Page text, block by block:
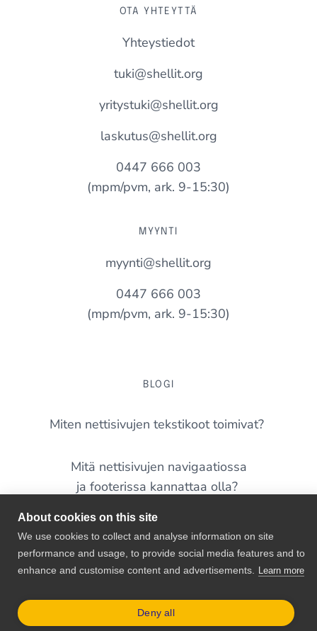
OTA YHTEYTTÄ
Yhteystiedot
tuki@shellit.org
yritystuki@shellit.org
laskutus@shellit.org
0447 666 003
(mpm/pvm, ark. 9-15:30)
MYYNTI
myynti@shellit.org
0447 666 003
(mpm/pvm, ark. 9-15:30)
BLOGI
Miten nettisivujen tekstikoot toimivat?
Mitä nettisivujen navigaatiossa
ja footerissa kannattaa olla?
Yleisimmät virheet nettisivuilla – tunnistatko näitä
omalta sivustoltasi?
kannattaa siitä tietää?
© 2026 Shellit.org
About cookies on this site
We use cookies to collect and analyse information on site
performance and usage, to provide social media features and to
enhance and customise content and advertisements.
Learn more
Deny all